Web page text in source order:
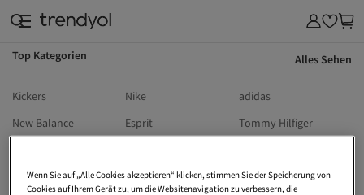
Top Kategorien Alles Sehen
Kickers Nike
adidas
New Balance
Esprit
Tommy Hilfiger
Wellensteyn
Calvin Klein
Puma
Wenn Sie auf „Alle Cookies akzeptieren“ klicken, stimmen Sie der Speicherung von
Cookies auf Ihrem Gerät zu, um die Websitenavigation zu verbessern, die